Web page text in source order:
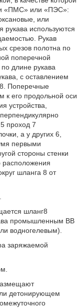
«ПМС» или «ПЭС»:
или
рукава используются
Рукав
срезов полотна по
поперечной
длине рукава
с оставлением
Поперечные
к его продольной оси
устройства,
проход 7
а у других 6,
первыми
стороны стенки
расположения
шланга 8 от
шланг8
промышленным ВВ
водногелевым).
заряжаемой
детонирующем